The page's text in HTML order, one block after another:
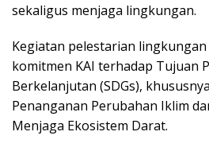
sekaligus menjaga lingkungan.
Kegiatan pelestarian
komitmen KAI terhadap Tujuan
Berkelanjutan (SDGs),
Penanganan Perubahan Iklim
Menjaga Ekosistem Darat.